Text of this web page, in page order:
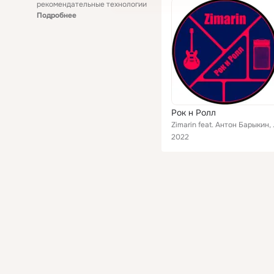
рекомендательные технологии
Подробнее
Рок н Ролл
Zimarin feat.
2022